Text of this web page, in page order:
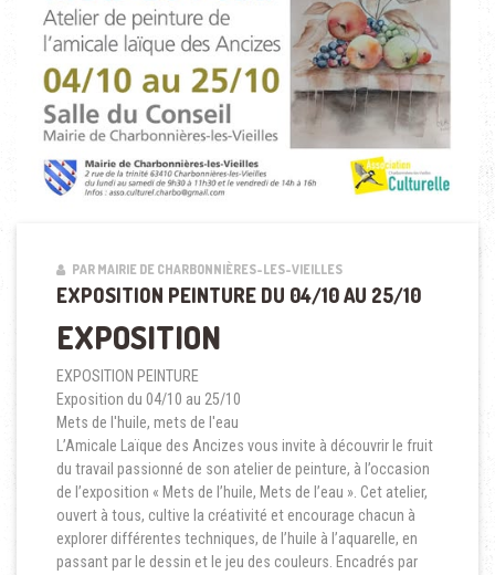
PAR MAIRIE DE CHARBONNIÈRES-LES-VIEILLES
EXPOSITION PEINTURE DU 04/10 AU 25/10
EXPOSITION
EXPOSITION PEINTURE
Exposition du 04/10 au 25/10
Mets de l'huile, mets de l'eau
L’Amicale Laïque des Ancizes vous invite à découvrir le fruit
du travail passionné de son atelier de peinture, à l’occasion
de l’exposition « Mets de l’huile, Mets de l’eau ». Cet atelier,
ouvert à tous, cultive la créativité et encourage chacun à
explorer différentes techniques, de l’huile à l’aquarelle, en
passant par le dessin et le jeu des couleurs. Encadrés par